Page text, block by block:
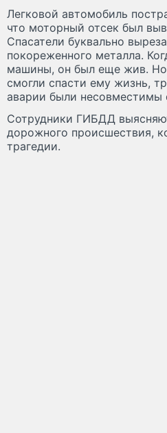
Легковой автомобиль
что моторный отсек был
Спасатели буквально
покореженного металла.
машины, он был еще жив.
смогли спасти ему жизнь,
аварии были несовместимы
Сотрудники ГИБДД
дорожного происшествия,
трагедии.